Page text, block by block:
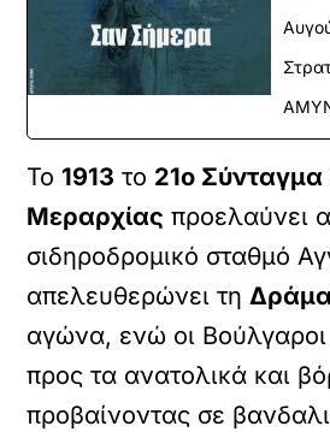
Το1913 το 21ο Σύνταγμα
Μεραρχίας προελαύνει
σιδηροδρομικό σταθμό
απελευθερώνει τη
αγώνα, ενώ οι
προς τα ανατολικά και
προβαίνοντας σε